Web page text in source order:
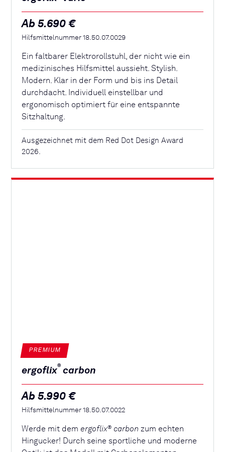
Ab 5.690 €
Hilfsmittelnummer 18.50.07.0029
Ein faltbarer Elektrorollstuhl, der nicht wie ein
medizinisches Hilfsmittel aussieht. Stylish.
Modern. Klar in der Form und bis ins Detail
durchdacht. Individuell einstellbar und
ergonomisch optimiert für eine entspannte
Sitzhaltung.
Ausgezeichnet mit dem Red Dot Design Award
2026.
PREMIUM
ergoflix® carbon
Ab 5.990 €
Hilfsmittelnummer 18.50.07.0022
Werde mit demergoflix® carbon zum echten
Hingucker! Durch seine sportliche und moderne